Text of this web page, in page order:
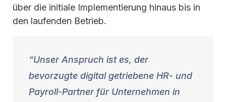
über die initiale Implementierung hinaus bis in
den laufenden Betrieb.
Unser Anspruch ist es, der
bevorzugte digital getriebene HR- und
Payroll-Partner für Unternehmen in